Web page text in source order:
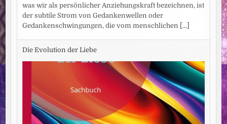
was wir als persönlicher Anziehungskraft bezeichnen, ist
der subtile Strom von Gedankenwellen oder
Gedankenschwingungen, die vom menschlichen [...]
Die Evolution der Liebe